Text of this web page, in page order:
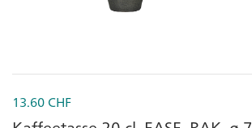
13.60CHF